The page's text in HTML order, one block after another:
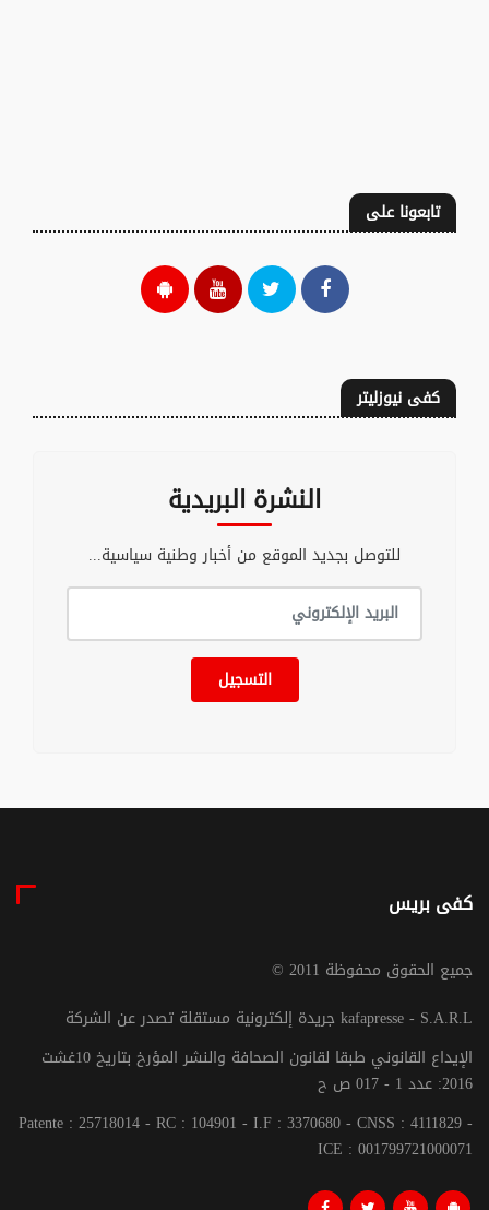
تابعونا على
كفى نيوزليتر
النشرة البريدية
للتوصل بجديد الموقع من أخبار وطنية سياسية...
التسجيل
كفى بريس
© جميع الحقوق محفوظة 2011
جريدة إلكترونية مستقلة تصدر عن الشركة kafapresse - S.A.R.L
الإيداع القانوني طبقا لقانون الصحافة والنشر المؤرخ بتاريخ 10غشت
2016: عدد 1 - 017 ص ح
Patente : 25718014 - RC : 104901 - I.F : 3370680 - CNSS : 4111829 -
ICE : 001799721000071